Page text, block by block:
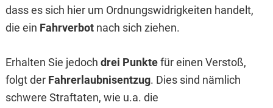
dass es sich hier um Ordnungswidrigkeiten handelt,
die ein Fahrverbot nach sich ziehen.
Erhalten Sie jedoch drei Punktefür einen Verstoß,
folgt der Fahrerlaubnisentzug. Dies sind nämlich
schwere Straftaten, wie u.a. die